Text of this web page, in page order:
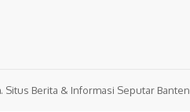
Situs Berita & Informasi Seputar